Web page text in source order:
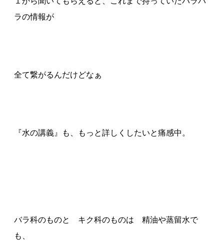
ラの情報が
全て繋がるんだけどなぁ
『水の講義』も、もっと詳しくしたいと痛感中。
バラ科のものと キク科のものは 精油や蒸留水で
も、